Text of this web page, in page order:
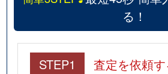
る！
STEP1 査定を依頼す